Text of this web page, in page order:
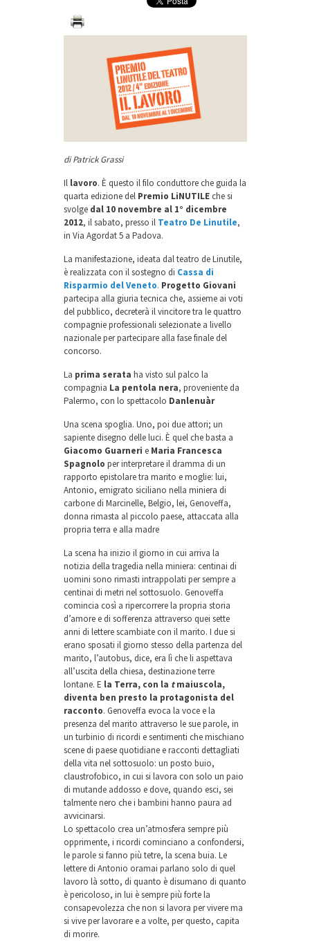
di Patrick Grassi
Il lavoro. È questo il filo conduttore che guida la
quarta edizione del Premio LiNUTILEche si
svolge dal 10 novembre al 1° dicembre
2012, il sabato, presso il Teatro De Linutile,
in Via Agordat 5 a Padova.
La manifestazione, ideata dal teatro de Linutile,
è realizzata con il sostegno di Cassa di
Risparmio del Veneto. Progetto Giovani
partecipa alla giuria tecnica che, assieme ai voti
del pubblico, decreterà il vincitore tra le quattro
compagnie professionali selezionate a livello
nazionale per partecipare alla fase finale del
concorso.
La prima serata ha visto sul palco la
compagnia La pentola nera, proveniente da
Palermo, con lo spettacolo Danlenuàr
Una scena spoglia. Uno, poi due attori; un
sapiente disegno delle luci. È quel che basta a
Giacomo Guarneri e Maria Francesca
Spagnolo per interpretare il dramma di un
rapporto epistolare tra marito e moglie: lui,
Antonio, emigrato siciliano nella miniera di
carbone di Marcinelle, Belgio, lei, Genoveffa,
donna rimasta al piccolo paese, attaccata alla
propria terra e alla madre
La scena ha inizio il giorno in cui arriva la
notizia della tragedia nella miniera: centinai di
uomini sono rimasti intrappolati per sempre a
centinai di metri nel sottosuolo. Genoveffa
comincia così a ripercorrere la propria storia
d’amore e di sofferenza attraverso quei sette
anni di lettere scambiate con il marito. I due si
erano sposati il giorno stesso della partenza del
marito, l’autobus, dice, era lì che li aspettava
all’uscita della chiesa, destinazione terre
lontane. E la Terra, con la tmaiuscola,
diventa ben presto la protagonista del
racconto. Genoveffa evoca la voce e la
presenza del marito attraverso le sue parole, in
un turbinio di ricordi e sentimenti che mischiano
scene di paese quotidiane e racconti dettagliati
della vita nel sottosuolo: un posto buio,
claustrofobico, in cui si lavora con solo un paio
di mutande addosso e dove, quando esci, sei
talmente nero che i bambini hanno paura ad
avvicinarsi.
Lo spettacolo crea un’atmosfera sempre più
opprimente, i ricordi cominciano a confondersi,
le parole si fanno più tetre, la scena buia. Le
lettere di Antonio oramai parlano solo di quel
lavoro là sotto, di quanto è disumano di quanto
è pericoloso, in lui è sempre più forte la
consapevolezza che non si lavora per vivere ma
si vive per lavorare e a volte, per questo, capita
di morire.